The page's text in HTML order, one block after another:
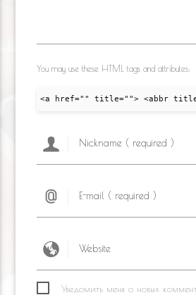
You may use these HTML tags and attributes:
<a href="" title=""> <abbr
Уведомить меня о новых